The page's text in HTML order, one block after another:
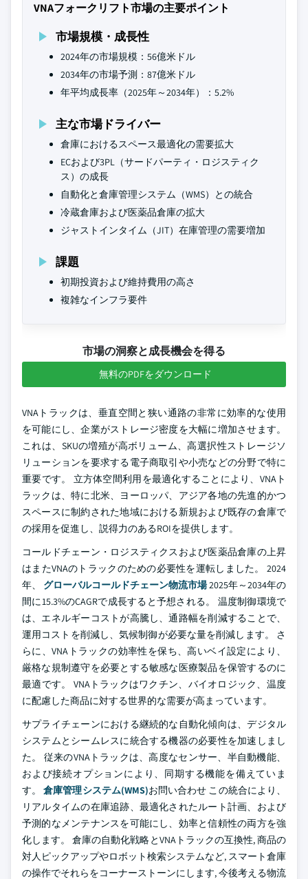
VNAフォークリフト市場の主要ポイント
市場規模・成長性
2024年の市場規模：56億米ドル
2034年の市場予測：87億米ドル
年平均成長率（2025年～2034年）：5.2%
主な市場ドライバー
倉庫におけるスペース最適化の需要拡大
ECおよび3PL（サードパーティ・ロジスティク
ス）の成長
自動化と倉庫管理システム（WMS）との統合
冷蔵倉庫および医薬品倉庫の拡大
ジャストインタイム（JIT）在庫管理の需要増加
課題
初期投資および維持費用の高さ
複雑なインフラ要件
市場の洞察と成長機会を得る
無料のPDFをダウンロード
VNAトラックは、垂直空間と狭い通路の非常に効率的な使用
を可能にし、企業がストレージ密度を大幅に増加させます。
これは、SKUの増殖が高ボリューム、高選択性ストレージソ
リューションを要求する電子商取引や小売などの分野で特に
重要です。 立方体空間利用を最適化することにより、VNAト
ラックは、特に北米、ヨーロッパ、アジア各地の先進的かつ
スペースに制約された地域における新規および既存の倉庫で
の採用を促進し、説得力のあるROIを提供します。
コールドチェーン・ロジスティクスおよび医薬品倉庫の上昇
はまたVNAのトラックのための必要性を運転しました。 2024
年、 グローバルコールドチェーン物流市場2025年～2034年の
間に15.3%のCAGRで成長すると予想される。 温度制御環境で
は、エネルギーコストが高騰し、通路幅を削減することで、
運用コストを削減し、気候制御が必要な量を削減します。 さ
らに、VNAトラックの効率性を保ち、高いベイ設定により、
厳格な規制遵守を必要とする敏感な医療製品を保管するのに
最適です。 VNAトラックはワクチン、バイオロジック、温度
に配慮した商品に対する世界的な需要が高まっています。
サプライチェーンにおける継続的な自動化傾向は、デジタル
システムとシームレスに統合する機器の必要性を加速しまし
た。 従来のVNAトラックは、高度なセンサー、半自動機能、
および接続オプションにより、同期する機能を備えていま
す。倉庫管理システム(WMS)お問い合わせ この統合により、
リアルタイムの在庫追跡、最適化されたルート計画、および
予測的なメンテナンスを可能にし、効率と信頼性の両方を強
化します。 倉庫の自動化戦略とVNAトラックの互換性, 商品の
対人ピックアップやロボット検索システムなど, スマート倉庫
の操作でそれらをコーナーストーンにします, 今後考える物流